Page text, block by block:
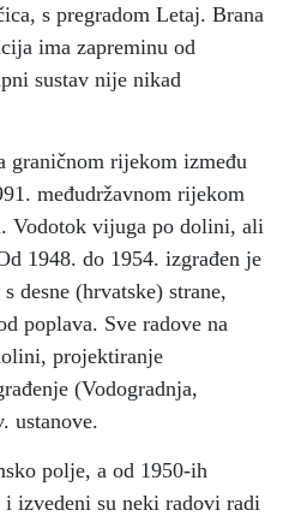
s pregradom Letaj. Brana
ima zapreminu od
sustav nije nikad
graničnom rijekom između
međudržavnom rijekom
Vodotok vijuga po dolini, ali
1948. do 1954. izgrađen je
desne (hrvatske) strane,
poplava. Sve radove na
projektiranje
(Vodogradnja,
ustanove.
polje, a od 1950-ih
izvedeni su neki radovi radi